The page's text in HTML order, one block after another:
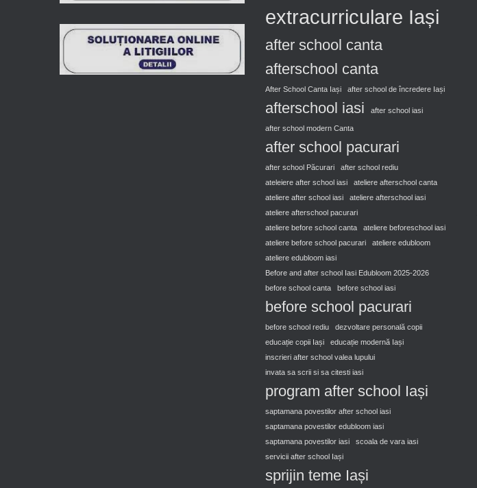
extracurriculare Iași
after school canta
afterschool canta
After School Canta Iași after school de încredere Iași
afterschool iasi after school iasi
after school modern Canta
after school pacurari
after school Păcurari
after school rediu
ateleiere after school iasi
ateliere afterschool canta
ateliere after school iasi
ateliere afterschool iasi
ateliere afterschool pacurari
ateliere before school canta
ateliere beforeschool iasi
ateliere before school pacurari
ateliere edubloom
ateliere edubloom iasi
Before and after school Iasi Edubloom 2025-2026
before school canta
before school iasi
before school pacurari
before school rediu
dezvoltare personală copii
educație copii Iași
educație modernă Iași
inscrieri after school valea lupului
invata sa scrii si sa citesti iasi
program after school Iași
saptamana povestilor after school iasi
saptamana povestilor edubloom iasi
saptamana povestilor iasi
scoala de vara iasi
servicii after school Iași
sprijin teme Iași